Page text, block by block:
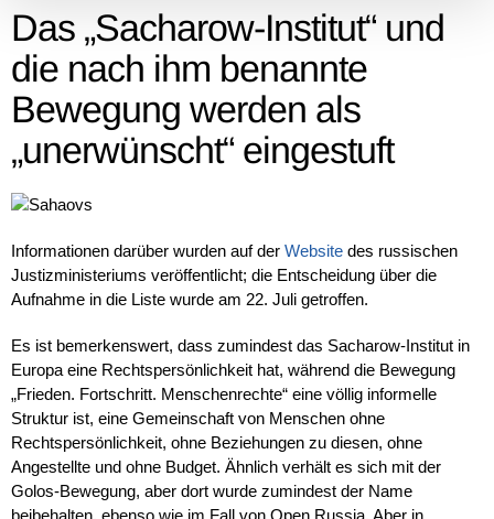
Das „Sacharow-Institut“ und
die nach ihm benannte
Bewegung werden als
„unerwünscht“ eingestuft
Informationen darüber wurden auf der Website des russischen
Justizministeriums veröffentlicht; die Entscheidung über die
Aufnahme in die Liste wurde am 22. Juli getroffen.
Es ist bemerkenswert, dass zumindest das Sacharow-Institut in
Europa eine Rechtspersönlichkeit hat, während die Bewegung
„Frieden. Fortschritt. Menschenrechte“ eine völlig informelle
Struktur ist, eine Gemeinschaft von Menschen ohne
Rechtspersönlichkeit, ohne Beziehungen zu diesen, ohne
Angestellte und ohne Budget. Ähnlich verhält es sich mit der
Golos-Bewegung, aber dort wurde zumindest der Name
beibehalten, ebenso wie im Fall von Open Russia. Aber in